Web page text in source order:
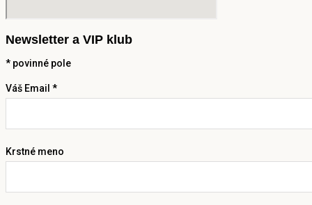
Newsletter a VIP klub
* povinné pole
Váš Email *
Krstné meno